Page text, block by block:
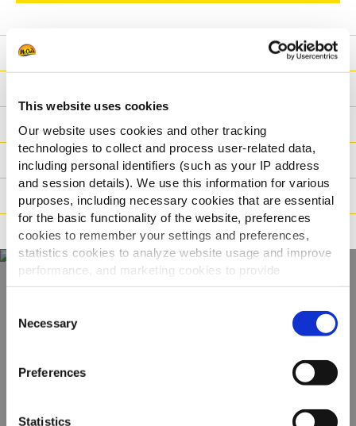
This website uses cookies
Our website uses cookies and other tracking
technologies to collect and process user-related data,
including personal identifiers (such as your IP address
and session details). We use this information for various
purposes, including necessary cookies that are essential
for the basic functionality of the website, preferences
cookies to remember your settings and preferences,
statistics cookies to analyze website usage and improve
performance, and marketing cookies to provide
personalized content and advertising.
By clicking 'Allow all cookies', you consent to the use of
all cookies. If you'd like to customize your preferences,
'Allow selection.'
To learn more about our cookies, click on "Show details."
Selection
Necessary
Preferences
Statistics
Előny
Összetevők
Súly / Méret
Elkészítési javaslat
Állítások
Fedezze fel teljes